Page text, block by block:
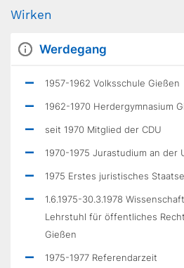
Wirken
Werdegang
1957-1962 Volksschule Gießen
1962-1970 Herdergymnasium
seit 1970 Mitglied der CDU
1970-1975 Jurastudium an der
1975 Erstes juristisches
1.6.1975-30.3.1978
Lehrstuhl für öffentliches
Gießen
1975-1977 Referendarzeit